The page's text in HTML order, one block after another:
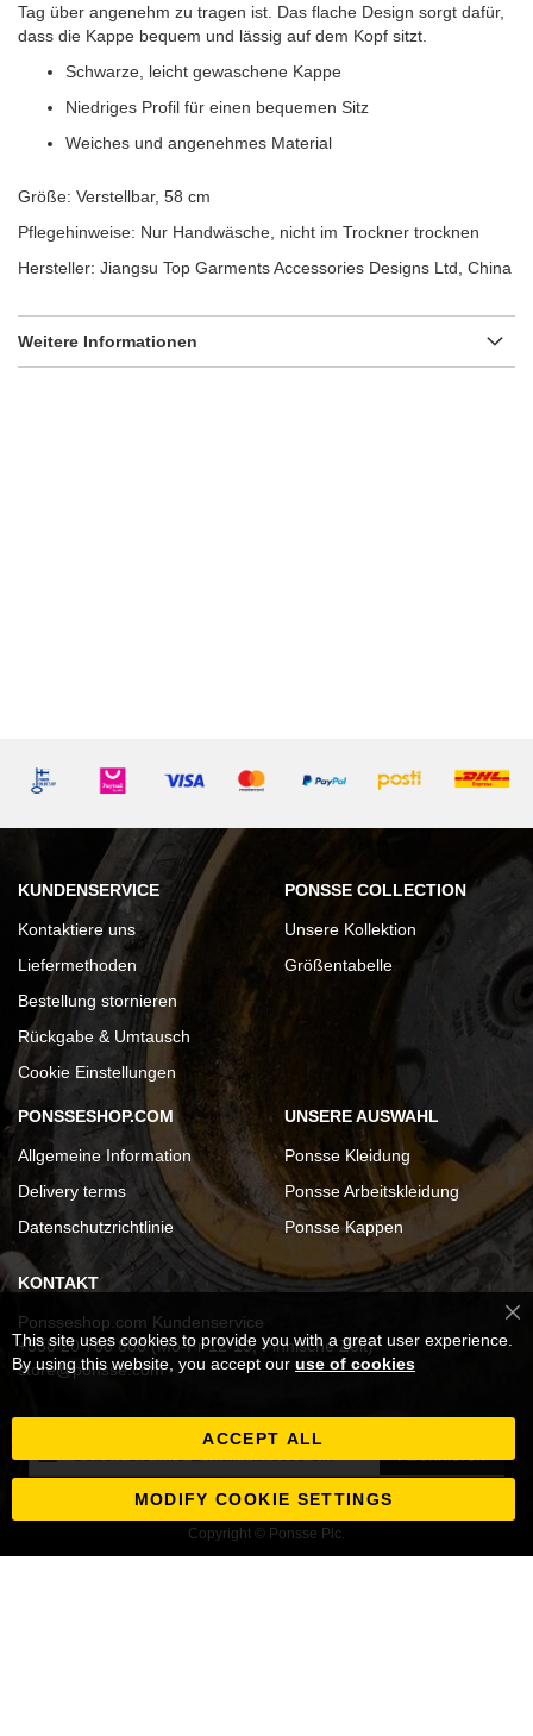
Tag über angenehm zu tragen ist. Das flache Design sorgt dafür,
dass die Kappe bequem und lässig auf dem Kopf sitzt.
Schwarze, leicht gewaschene Kappe
Niedriges Profil für einen bequemen Sitz
Weiches und angenehmes Material
Größe: Verstellbar, 58 cm
Pflegehinweise: Nur Handwäsche, nicht im Trockner trocknen
Hersteller: Jiangsu Top Garments Accessories Designs Ltd, China
Weitere Informationen
KUNDENSERVICE
Kontaktiere uns
Liefermethoden
Bestellung stornieren
Rückgabe & Umtausch
Cookie Einstellungen
PONSSE COLLECTION
Unsere Kollektion
Größentabelle
PONSSESHOP.COM
Allgemeine Information
Delivery terms
Datenschutzrichtlinie
UNSERE AUSWAHL
Ponsse Kleidung
Ponsse Arbeitskleidung
Ponsse Kappen
KONTAKT
Ponsseshop.com Kundenservice
+358 20 768 800 (Mo-Fr 12-15, Finnische Zeit)
store@ponsse.com
für
Copyright © Ponsse Plc.
This site uses cookies to provide you with a great user experience.
By using this website, you accept our use of cookies
ACCEPT ALL
MODIFY COOKIE SETTINGS